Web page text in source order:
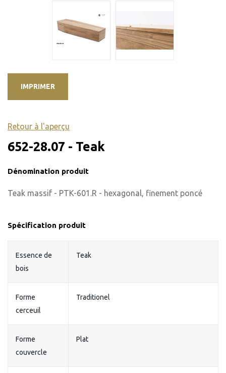
IMPRIMER
Retour à l'aperçu
652-28.07 - Teak
Dénomination produit
Teak massif - PTK-601.R - hexagonal, finement poncé
Spécification produit
Essence de
bois
Teak
Forme
cerceuil
Traditionel
Forme
couvercle
Plat